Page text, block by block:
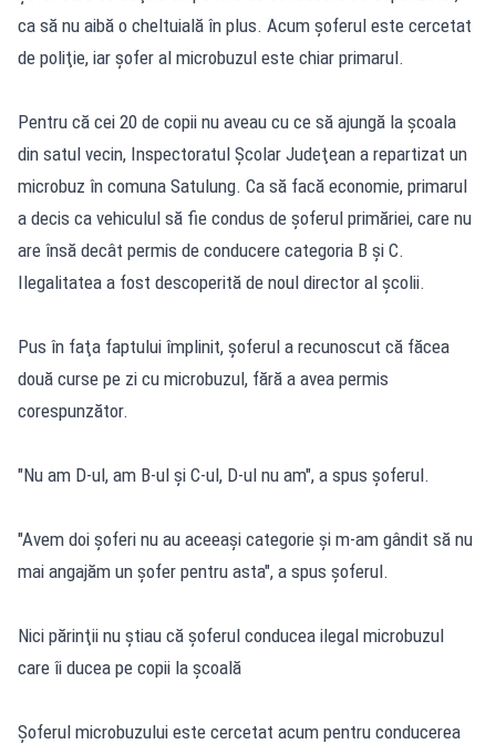
ca să nu aibă o cheltuială în plus. Acum şoferul este cercetat
de poliţie, iar şofer al microbuzul este chiar primarul.
Pentru că cei 20 de copii nu aveau cu ce să ajungă la şcoala
din satul vecin, Inspectoratul Şcolar Judeţean a repartizat un
microbuz în comuna Satulung. Ca să facă economie, primarul
a decis ca vehiculul să fie condus de şoferul primăriei, care nu
are însă decât permis de conducere categoria B şi C.
Ilegalitatea a fost descoperită de noul director al şcolii.
Pus în faţa faptului împlinit, şoferul a recunoscut că făcea
două curse pe zi cu microbuzul, fără a avea permis
corespunzător.
"Nu am D-ul, am B-ul şi C-ul, D-ul nu am", a spus şoferul.
"Avem doi şoferi nu au aceeaşi categorie şi m-am gândit să nu
mai angajăm un şofer pentru asta", a spus şoferul.
Nici părinţii nu ştiau că şoferul conducea ilegal microbuzul
care îi ducea pe copii la şcoală
Şoferul microbuzului este cercetat acum pentru conducerea